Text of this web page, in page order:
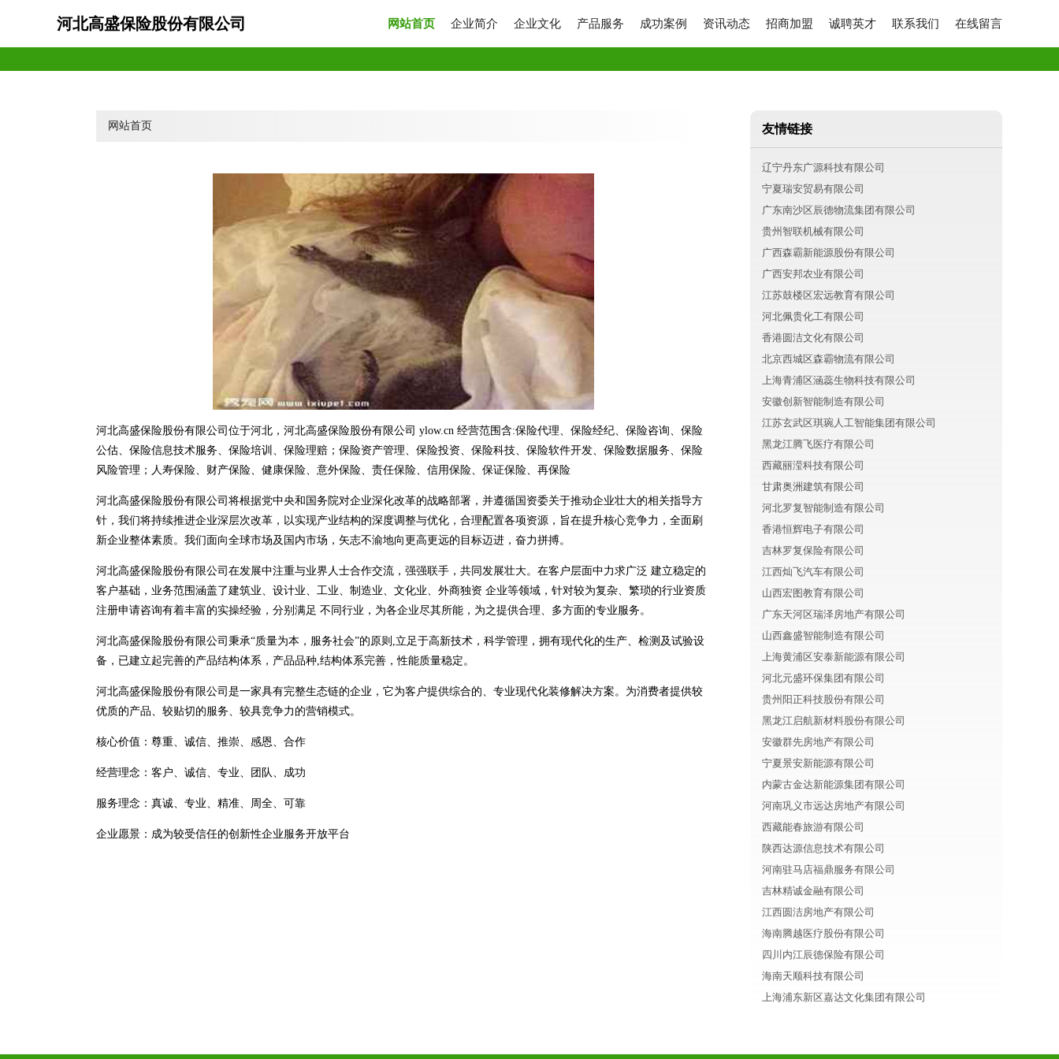
河北高盛保险股份有限公司 网站首页 企业简介 企业文化 产品服务 成功案例 资讯动态 招商加盟 诚聘英才 联系我们 在线留言
网站首页
河北高盛保险股份有限公司位于河北，河北高盛保险股份有限公司 ylow.cn 经营范围含:保险代理、保险经纪、保险咨询、保险
公估、保险信息技术服务、保险培训、保险理赔；保险资产管理、保险投资、保险科技、保险软件开发、保险数据服务、保险
风险管理；人寿保险、财产保险、健康保险、意外保险、责任保险、信用保险、保证保险、再保险
河北高盛保险股份有限公司将根据党中央和国务院对企业深化改革的战略部署，并遵循国资委关于推动企业壮大的相关指导方
针，我们将持续推进企业深层次改革，以实现产业结构的深度调整与优化，合理配置各项资源，旨在提升核心竞争力，全面刷
新企业整体素质。我们面向全球市场及国内市场，矢志不渝地向更高更远的目标迈进，奋力拼搏。
河北高盛保险股份有限公司在发展中注重与业界人士合作交流，强强联手，共同发展壮大。在客户层面中力求广泛 建立稳定的
客户基础，业务范围涵盖了建筑业、设计业、工业、制造业、文化业、外商独资 企业等领域，针对较为复杂、繁琐的行业资质
注册申请咨询有着丰富的实操经验，分别满足 不同行业，为各企业尽其所能，为之提供合理、多方面的专业服务。
河北高盛保险股份有限公司秉承“质量为本，服务社会”的原则,立足于高新技术，科学管理，拥有现代化的生产、检测及试验设
备，已建立起完善的产品结构体系，产品品种,结构体系完善，性能质量稳定。
河北高盛保险股份有限公司是一家具有完整生态链的企业，它为客户提供综合的、专业现代化装修解决方案。为消费者提供较
优质的产品、较贴切的服务、较具竞争力的营销模式。
核心价值：尊重、诚信、推崇、感恩、合作
经营理念：客户、诚信、专业、团队、成功
服务理念：真诚、专业、精准、周全、可靠
企业愿景：成为较受信任的创新性企业服务开放平台
友情链接
辽宁丹东广源科技有限公司
宁夏瑞安贸易有限公司
广东南沙区辰德物流集团有限公司
贵州智联机械有限公司
广西森霸新能源股份有限公司
广西安邦农业有限公司
江苏鼓楼区宏远教育有限公司
河北佩贵化工有限公司
香港圆洁文化有限公司
北京西城区森霸物流有限公司
上海青浦区涵蕊生物科技有限公司
安徽创新智能制造有限公司
江苏玄武区琪琬人工智能集团有限公司
黑龙江腾飞医疗有限公司
西藏丽滢科技有限公司
甘肃奥洲建筑有限公司
河北罗复智能制造有限公司
香港恒辉电子有限公司
吉林罗复保险有限公司
江西灿飞汽车有限公司
山西宏图教育有限公司
广东天河区瑞泽房地产有限公司
山西鑫盛智能制造有限公司
上海黄浦区安泰新能源有限公司
河北元盛环保集团有限公司
贵州阳正科技股份有限公司
黑龙江启航新材料股份有限公司
安徽群先房地产有限公司
宁夏景安新能源有限公司
内蒙古金达新能源集团有限公司
河南巩义市远达房地产有限公司
西藏能春旅游有限公司
陕西达源信息技术有限公司
河南驻马店福鼎服务有限公司
吉林精诚金融有限公司
江西圆洁房地产有限公司
海南腾越医疗股份有限公司
四川内江辰德保险有限公司
海南天顺科技有限公司
上海浦东新区嘉达文化集团有限公司